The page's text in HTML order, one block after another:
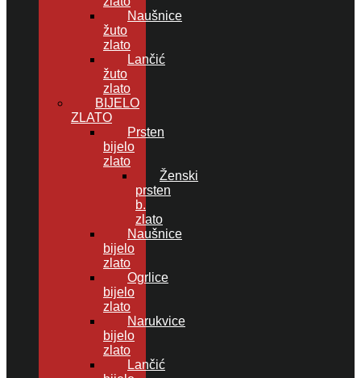
Naušnice
žuto
zlato
Lančić
žuto
zlato
BIJELO
ZLATO
Prsten
bijelo
zlato
Ženski
prsten
b.
zlato
Naušnice
bijelo
zlato
Ogrlice
bijelo
zlato
Narukvice
bijelo
zlato
Lančić